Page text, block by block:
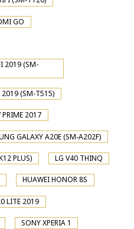
GO
2019 (SM-
2019 (SM-T515)
PRIME 2017
GALAXY A20E (SM-A202F)
PLUS) LG V40 THINQ
HUAWEI HONOR 8S
LITE 2019
SONY XPERIA 1